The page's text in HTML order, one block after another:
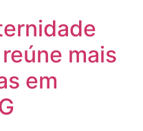
mais
em